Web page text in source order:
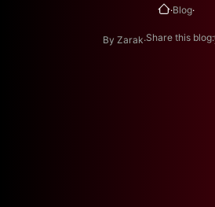
.Blog.
By Zarak.Share this blog: